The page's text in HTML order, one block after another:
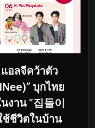
อลจีคว้าตัว
บุกไทย
าน “집들이
ช้ชีวิตในบ้าน